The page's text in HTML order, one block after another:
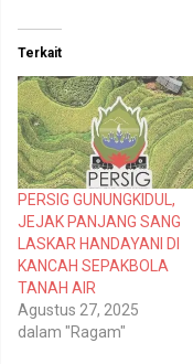
n
t
u
k
b
e
r
b
a
g
i
p
a
d
a
T
w
i
t
t
e
r
(
k
m
e
m
b
a
g
i
k
a
n
d
i
F
a
e
b
o
o
Terkait
PERSIG GUNUNGKIDUL,
JEJAK PANJANG SANG
LASKAR HANDAYANI DI
KANCAH SEPAKBOLA
TANAH AIR
Agustus 27, 2025
dalam "Ragam"